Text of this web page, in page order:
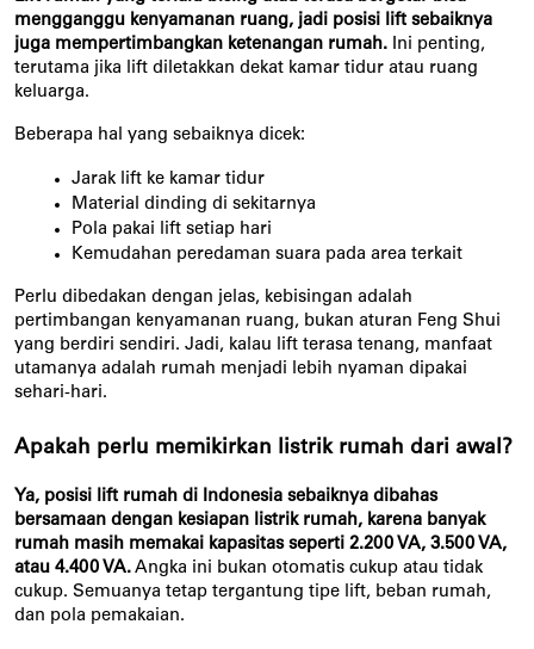
mengganggu kenyamanan ruang, jadi posisi lift sebaiknya
juga mempertimbangkan ketenangan rumah. Ini penting,
terutama jika lift diletakkan dekat kamar tidur atau ruang
keluarga.
Beberapa hal yang sebaiknya dicek:
Jarak lift ke kamar tidur
Material dinding di sekitarnya
Pola pakai lift setiap hari
Kemudahan peredaman suara pada area terkait
Perlu dibedakan dengan jelas, kebisingan adalah
pertimbangan kenyamanan ruang, bukan aturan Feng Shui
yang berdiri sendiri. Jadi, kalau lift terasa tenang, manfaat
utamanya adalah rumah menjadi lebih nyaman dipakai
sehari-hari.
Apakah perlu memikirkan listrik rumah dari awal?
Ya, posisi lift rumah di Indonesia sebaiknya dibahas
bersamaan dengan kesiapan listrik rumah, karena banyak
rumah masih memakai kapasitas seperti 2.200 VA, 3.500 VA,
atau 4.400 VA. Angka ini bukan otomatis cukup atau tidak
cukup. Semuanya tetap tergantung tipe lift, beban rumah,
dan pola pemakaian.